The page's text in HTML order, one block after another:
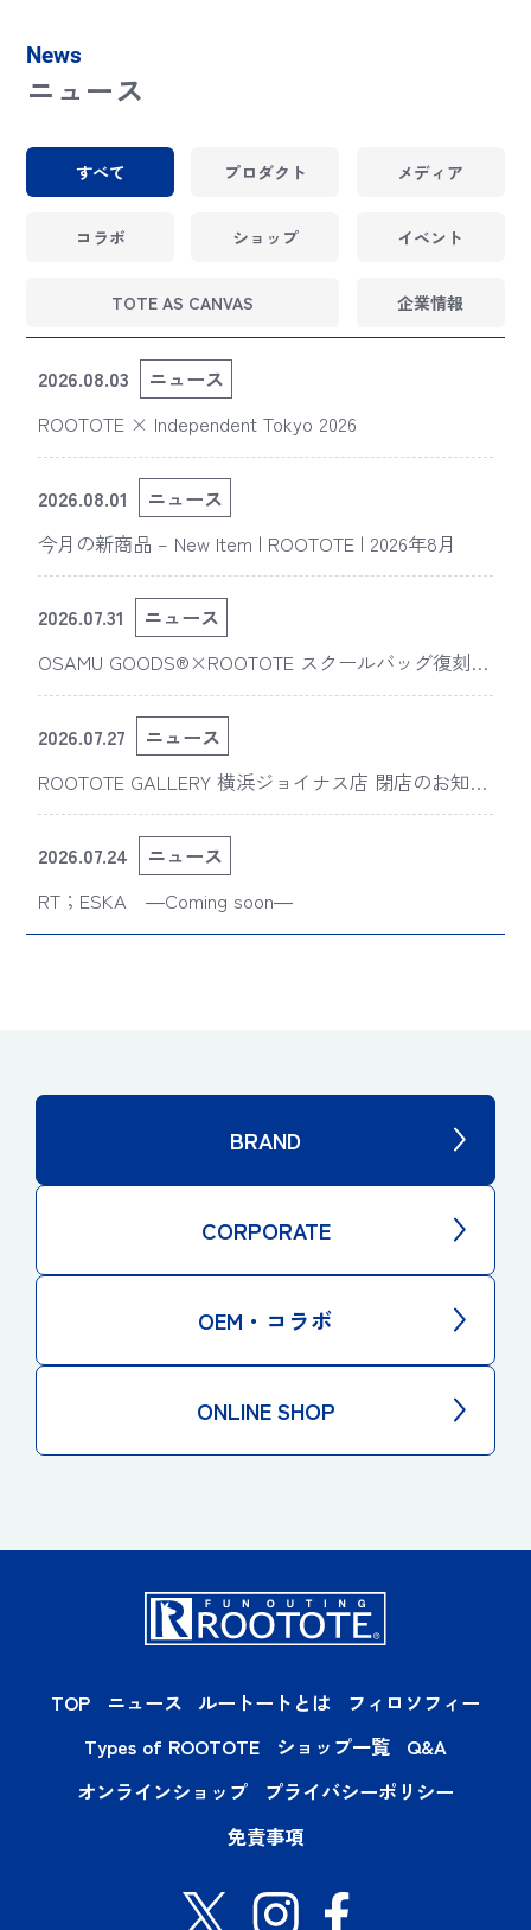
News
ニュース
すべて プロダクト メディア
コラボ ショップ イベント
TOTE AS CANVAS 企業情報
2026.08.03
ニュース
ROOTOTE × Independent Tokyo 2026
2026.08.01
ニュース
今月の新商品 – New Item | ROOTOTE | 2026年8月
2026.07.31
ニュース
OSAMU GOODS®×ROOTOTE スクールバッグ復刻
版“スライスドアイ”の新デザインが「The 50th Annive
rsary OSAMU GOODS展」に登場
2026.07.27
ニュース
ROOTOTE GALLERY 横浜ジョイナス店 閉店のお知ら
せ
2026.07.24
ニュース
RT；ESKA ―Coming soon―
BRAND
CORPORATE
OEM・コラボ
ONLINE SHOP
TOP ニュース ルートートとは
フィロソフィー
Types of ROOTOTE
ショップ一覧
Q&A
オンラインショップ
プライバシーポリシー
免責事項